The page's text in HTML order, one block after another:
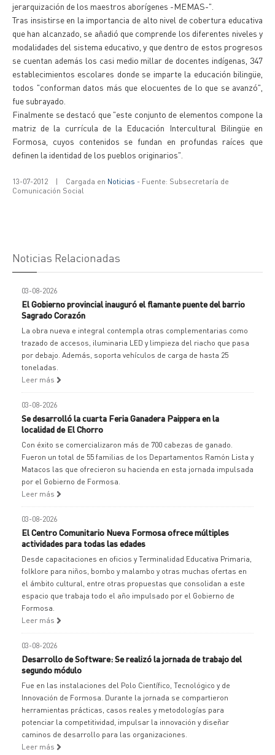
jerarquización de los maestros aborígenes -MEMAS-".
Tras insistirse en la importancia de alto nivel de cobertura educativa
que han alcanzado, se añadió que comprende los diferentes niveles y
modalidades del sistema educativo, y que dentro de estos progresos
se cuentan además los casi medio millar de docentes indígenas, 347
establecimientos escolares donde se imparte la educación bilingüe,
todos "conforman datos más que elocuentes de lo que se avanzó",
fue subrayado.
Finalmente se destacó que "este conjunto de elementos compone la
matriz de la currícula de la Educación Intercultural Bilingüe en
Formosa, cuyos contenidos se fundan en profundas raíces que
definen la identidad de los pueblos originarios".
13-07-2012 | Cargada en Noticias - Fuente: Subsecretaría de
Comunicación Social
Noticias Relacionadas
03-08-2026
El Gobierno provincial inauguró el flamante puente del barrio
Sagrado Corazón
La obra nueva e integral contempla otras complementarias como
trazado de accesos, iluminaria LED y limpieza del riacho que pasa
por debajo. Además, soporta vehículos de carga de hasta 25
toneladas.
Leer más
03-08-2026
Se desarrolló la cuarta Feria Ganadera Paippera en la
localidad de El Chorro
Con éxito se comercializaron más de 700 cabezas de ganado.
Fueron un total de 55 familias de los Departamentos Ramón Lista y
Matacos las que ofrecieron su hacienda en esta jornada impulsada
por el Gobierno de Formosa.
Leer más
03-08-2026
El Centro Comunitario Nueva Formosa ofrece múltiples
actividades para todas las edades
Desde capacitaciones en oficios y Terminalidad Educativa Primaria,
folklore para niños, bombo y malambo y otras muchas ofertas en
el ámbito cultural, entre otras propuestas que consolidan a este
espacio que trabaja todo el año impulsado por el Gobierno de
Formosa.
Leer más
03-08-2026
Desarrollo de Software: Se realizó la jornada de trabajo del
segundo módulo
Fue en las instalaciones del Polo Científico, Tecnológico y de
Innovación de Formosa. Durante la jornada se compartieron
herramientas prácticas, casos reales y metodologías para
potenciar la competitividad, impulsar la innovación y diseñar
caminos de desarrollo para las organizaciones.
Leer más